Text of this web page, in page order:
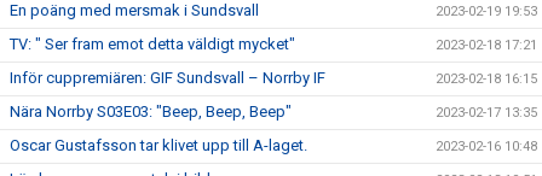
En poäng med mersmak i Sundsvall 2023-02-19 19:53
TV: " Ser fram emot detta väldigt mycket" 2023-02-18 17:21
Inför cuppremiären: GIF Sundsvall – Norrby IF 2023-02-18 16:15
Nära Norrby S03E03: "Beep, Beep, Beep" 2023-02-17 13:35
Oscar Gustafsson tar klivet upp till A-laget. 2023-02-16 10:48